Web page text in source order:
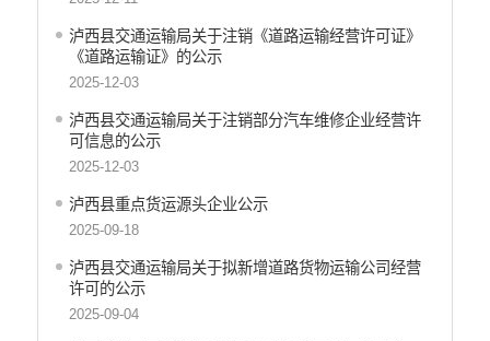
财政资金直达基层
财政预决算
公务员管理
疫情防控
养老服务
生态环境
食品药品监管
泸西县交通运输局关于注销《道路运输经营许可证》
《道路运输证》的公示
2025-12-03
泸西县交通运输局关于注销部分汽车维修企业经营许
可信息的公示
2025-12-03
泸西县重点货运源头企业公示
2025-09-18
泸西县交通运输局关于拟新增道路货物运输公司经营
许可的公示
2025-09-04